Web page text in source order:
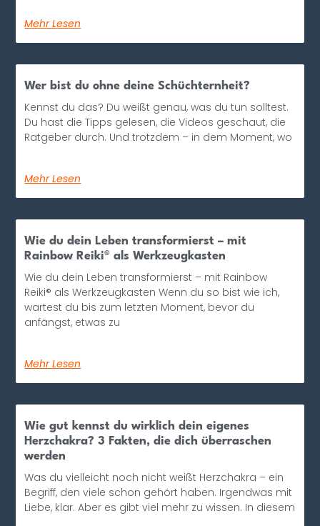
Mehr Lesen
Wer bist du ohne deine Schüchternheit?
Kennst du das? Du weißt genau, was du tun solltest.
Du hast die Tipps gelesen, die Videos geschaut, die
Ratgeber durch. Und trotzdem – in dem Moment, wo
Mehr Lesen
Wie du dein Leben transformierst – mit
Rainbow Reiki® als Werkzeugkasten
Wie du dein Leben transformierst – mit Rainbow
Reiki® als Werkzeugkasten Wenn du so bist wie ich,
wartest du bis zum letzten Moment, bevor du
anfängst, etwas zu
Mehr Lesen
Wie gut kennst du wirklich dein eigenes
Herzchakra? 3 Fakten, die dich überraschen
werden
Was du vielleicht noch nicht weißt Herzchakra – ein
Begriff, den viele schon gehört haben. Irgendwas mit
Liebe, klar. Aber es gibt viel mehr zu wissen. In diesem